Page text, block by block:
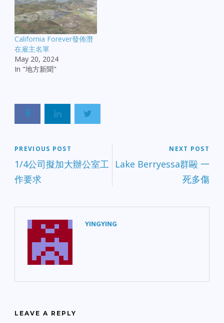
California Forever發佈潛
在雇主名單
May 20, 2024
In "地方新聞"
PREVIOUS POST
1/4公司擬加大辦公室工
作要求
NEXT POST
Lake Berryessa群毆 一
死多傷
YINGYING
LEAVE A REPLY